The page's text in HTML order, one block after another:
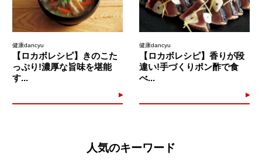
健康dancyu
【ロカボレシピ】きのこた
っぷり!濃厚な旨味を堪能
す...
健康dancyu
【ロカボレシピ】香りが段
違い!手づくりポン酢で食
べ...
人気のキーワード